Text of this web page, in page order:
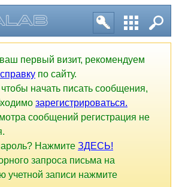
первый визит, рекомендуем
справку по сайту.
начать писать сообщения,
зарегистрироваться.
сообщений регистрация не
Нажмите ЗДЕСЬ!
запроса письма на
учетной записи нажмите